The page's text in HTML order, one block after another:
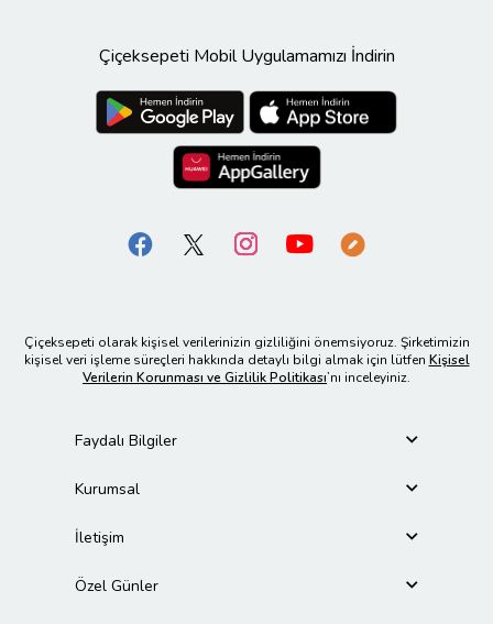
Çiçeksepeti Mobil Uygulamamızı İndirin
Çiçeksepeti olarak kişisel verilerinizin gizliliğini önemsiyoruz. Şirketimizin
kişisel veri işleme süreçleri hakkında detaylı bilgi almak için lütfen Kişisel
Verilerin Korunması ve Gizlilik Politikası’nı inceleyiniz.
Faydalı Bilgiler
Kurumsal
İletişim
Özel Günler